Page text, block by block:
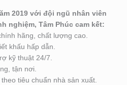
2019 với đội ngũ nhân viên
nghiệm, Tâm Phúc cam kết:
hãng, chất lượng cao.
khấu hấp dẫn.
kỹ thuật 24/7.
tận nơi.
tiêu chuẩn nhà sản xuất.